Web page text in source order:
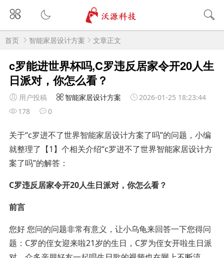
首页 智能家居设计方案 文章正文
c罗能进世界杯吗,C罗违反居家令开20人生
日派对，你怎么看？
用户投稿 智能家居设计方案
2026-01-25 18:23:44
178
0
关于“c罗进不了世界智能家居设计方案了吗”的问题，小编
就整理了【1】个相关介绍“c罗进不了世界智能家居设计方
案了吗”的解答：
C罗违反居家令开20人生日派对，你怎么看？
前言
您好 您问的问题非常有意义，让小乌龟来回答一下您得问
题：C罗的侄女迎来啦21岁的生日，C罗为侄女开啦生日派